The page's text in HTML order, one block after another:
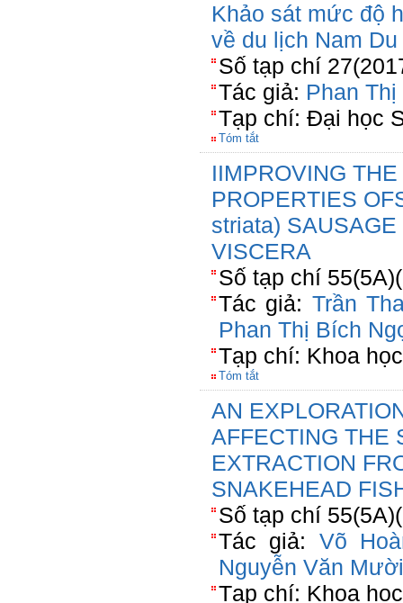
Khảo sát mức độ
về du lịch Nam Du
Số tạp chí
Tác giả: Phan Thị
Tạp chí: Đại học
Tóm tắt
IIMPROVING
PROPERTIES
striata)
VISCERA
Số tạp chí
Tác giả: Trần
Phan Thị Bích
Tạp chí: Khoa
Tóm tắt
AN
AFFECTING THE
EXTRACTION
SNAKEHEAD
Số tạp chí
Tác giả: Võ
Nguyễn Văn Mười
Tạp chí: Khoa